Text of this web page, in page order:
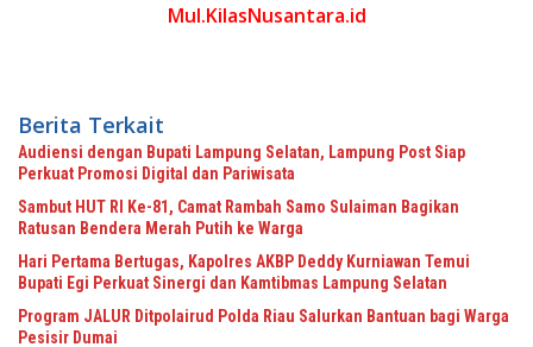
Mul.KilasNusantara.id
Berita Terkait
Audiensi dengan Bupati Lampung Selatan, Lampung Post Siap
Perkuat Promosi Digital dan Pariwisata
Sambut HUT RI Ke-81, Camat Rambah Samo Sulaiman Bagikan
Ratusan Bendera Merah Putih ke Warga
Hari Pertama Bertugas, Kapolres AKBP Deddy Kurniawan Temui
Bupati Egi Perkuat Sinergi dan Kamtibmas Lampung Selatan
Program JALUR Ditpolairud Polda Riau Salurkan Bantuan bagi Warga
Pesisir Dumai